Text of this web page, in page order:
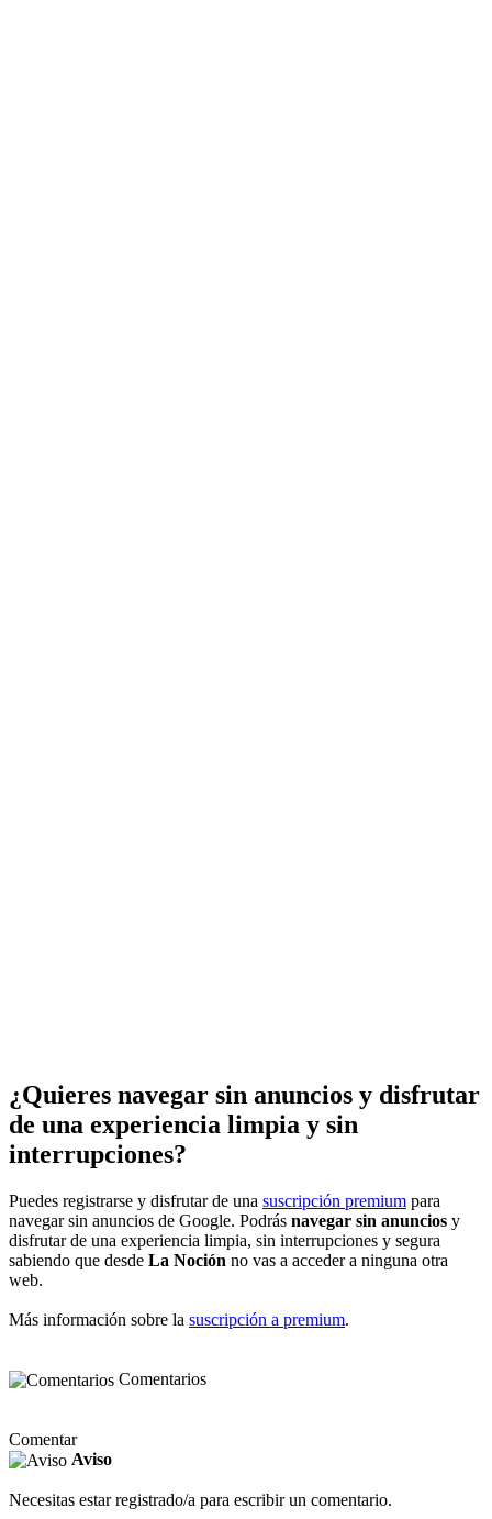
¿Quieres navegar sin anuncios y disfrutar
de una experiencia limpia y sin
interrupciones?
Puedes registrarse y disfrutar de una suscripción premium para
navegar sin anuncios de Google. Podrás navegar sin anuncios y
disfrutar de una experiencia limpia, sin interrupciones y segura
sabiendo que desde La Noción no vas a acceder a ninguna otra
web.
Más información sobre la suscripción a premium.
Comentarios
Comentar
Aviso
Necesitas estar registrado/a para escribir un comentario.